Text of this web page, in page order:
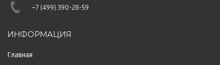
+7 (499) 390-28-59
ИНФОРМАЦИЯ
Главная